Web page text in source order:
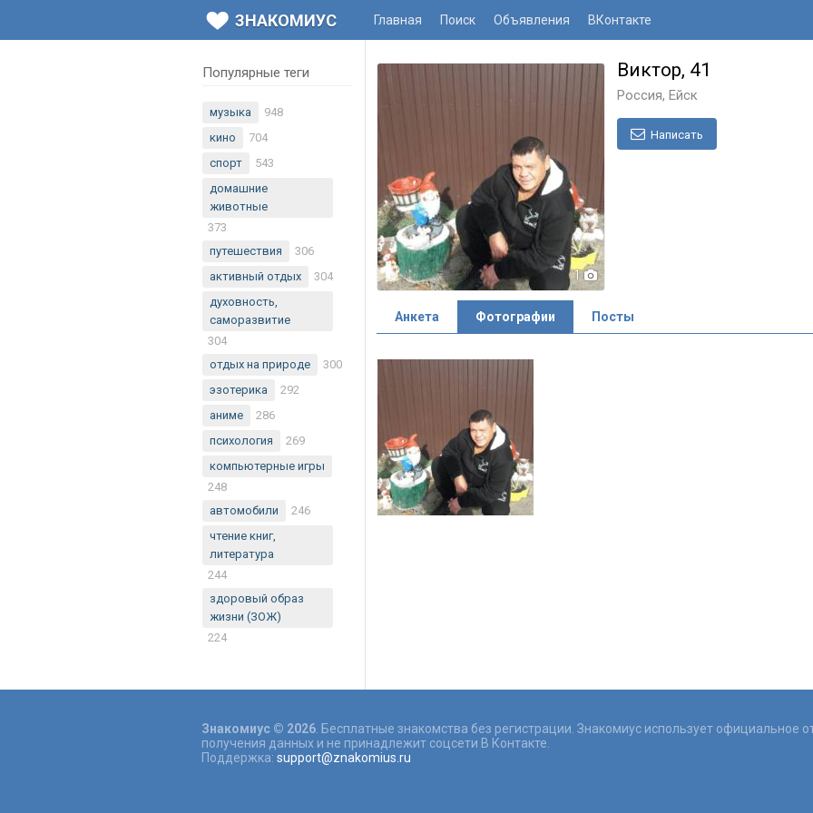
ЗНАКОМИУС Главная Поиск Объявления ВКонтакте
1
Виктор, 41
Россия, Ейск
Написать
Анкета Фотографии Посты
Популярные теги
музыка
948
кино
704
спорт
543
домашние
животные
373
путешествия
306
активный отдых
304
духовность,
саморазвитие
304
отдых на природе
300
эзотерика
292
аниме
286
психология
269
компьютерные игры
248
автомобили
246
чтение книг,
литература
244
здоровый образ
жизни (ЗОЖ)
224
Знакомиус © 2026 . Бесплатные знакомства без регистрации. Знакомиус использует официальное
получения данных и не принадлежит соцсети В Контакте.
Поддержка: support@znakomius.ru